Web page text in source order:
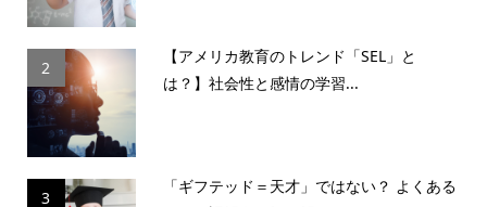
2
【アメリカ教育のトレンド「SEL」と
は？】社会性と感情の学習...
3
「ギフテッド＝天才」ではない？ よくある